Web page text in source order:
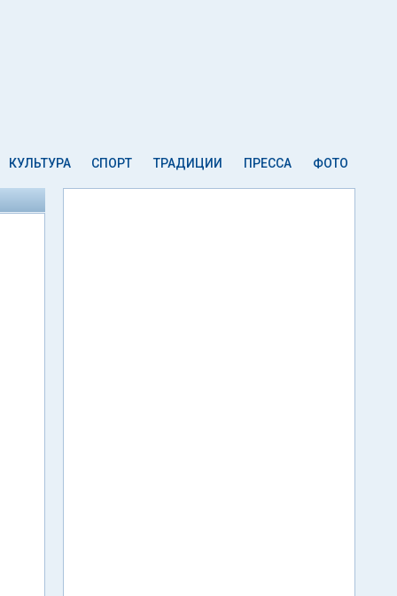
КУЛЬТУРА СПОРТ ТРАДИЦИИ ПРЕССА ФОТО